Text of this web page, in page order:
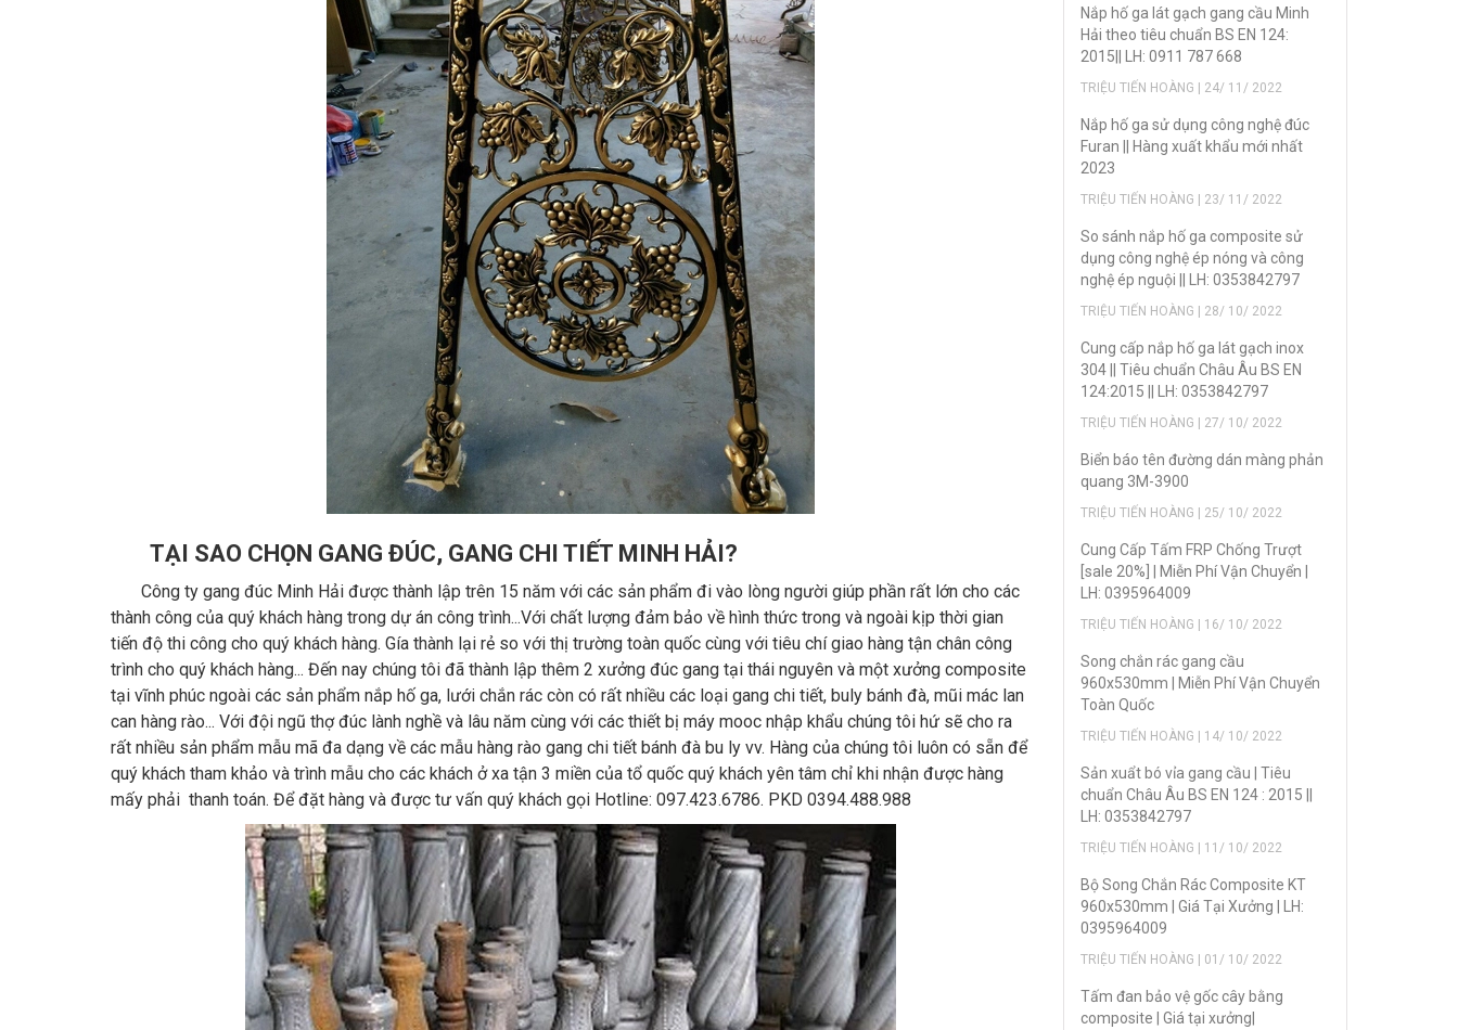
TẠI SAO CHỌN GANG ĐÚC, GANG CHI TIẾT MINH HẢI?
Công ty gang đúc Minh Hải được thành lập trên 15 năm với các sản phẩm đi vào lòng người giúp phần rất lớn cho các
thành công của quý khách hàng trong dự án công trình...Với chất lượng đảm bảo về hình thức trong và ngoài kịp thời gian
tiến độ thi công cho quý khách hàng. Gía thành lại rẻ so với thị trường toàn quốc cùng với tiêu chí giao hàng tận chân công
trình cho quý khách hàng... Đến nay chúng tôi đã thành lập thêm 2 xưởng đúc gang tại thái nguyên và một xưởng composite
tại vĩnh phúc ngoài các sản phẩm nắp hố ga, lưới chắn rác còn có rất nhiều các loại gang chi tiết, buly bánh đà, mũi mác lan
can hàng rào... Với đội ngũ thợ đúc lành nghề và lâu năm cùng với các thiết bị máy mooc nhập khẩu chúng tôi hứ sẽ cho ra
rất nhiều sản phẩm mẫu mã đa dạng về các mẫu hàng rào gang chi tiết bánh đà bu ly vv. Hàng của chúng tôi luôn có sẵn để
quý khách tham khảo và trình mẫu cho các khách ở xa tận 3 miền của tổ quốc quý khách yên tâm chỉ khi nhận được hàng
mấy phải thanh toán. Để đặt hàng và được tư vấn quý khách gọi Hotline: 097.423.6786. PKD 0394.488.988
Nắp hố ga lát gạch gang cầu Minh
Hải theo tiêu chuẩn BS EN 124:
2015|| LH: 0911 787 668
TRIỆU TIẾN HOÀNG | 24/ 11/ 2022
Nắp hố ga sử dụng công nghệ đúc
Furan || Hàng xuất khẩu mới nhất
2023
TRIỆU TIẾN HOÀNG | 23/ 11/ 2022
So sánh nắp hố ga composite sử
dụng công nghệ ép nóng và công
nghệ ép nguội || LH: 0353842797
TRIỆU TIẾN HOÀNG | 28/ 10/ 2022
Cung cấp nắp hố ga lát gạch inox
304 || Tiêu chuẩn Châu Âu BS EN
124:2015 || LH: 0353842797
TRIỆU TIẾN HOÀNG | 27/ 10/ 2022
Biển báo tên đường dán màng phản
quang 3M-3900
TRIỆU TIẾN HOÀNG | 25/ 10/ 2022
Cung Cấp Tấm FRP Chống Trượt
[sale 20%] | Miễn Phí Vận Chuyển |
LH: 0395964009
TRIỆU TIẾN HOÀNG | 16/ 10/ 2022
Song chắn rác gang cầu
960x530mm | Miễn Phí Vận Chuyển
Toàn Quốc
TRIỆU TIẾN HOÀNG | 14/ 10/ 2022
Sản xuẩt bó vỉa gang cầu | Tiêu
chuẩn Châu Âu BS EN 124 : 2015 ||
LH: 0353842797
TRIỆU TIẾN HOÀNG | 11/ 10/ 2022
Bộ Song Chắn Rác Composite KT
960x530mm | Giá Tại Xưởng | LH:
0395964009
TRIỆU TIẾN HOÀNG | 01/ 10/ 2022
Tấm đan bảo vệ gốc cây bằng
composite | Giá tại xưởng|